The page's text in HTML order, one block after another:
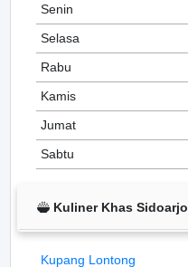
Senin
Selasa
Rabu
Kamis
Jumat
Sabtu
Kuliner Khas Sidoarjo
Kupang Lontong